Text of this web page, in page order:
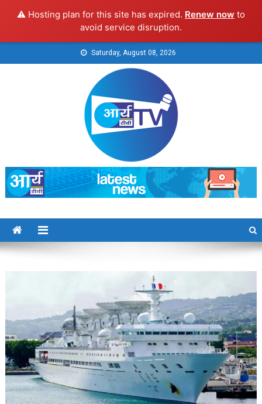
⚠️ Hosting plan for this site has expired. Renew now to
avoid service disruption.
to
Saturday, August 08, 2026
Arya TV